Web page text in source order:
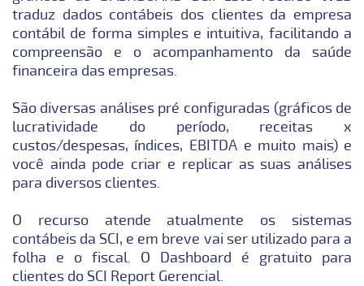
traduz dados contábeis dos clientes da empresa
contábil de forma simples e intuitiva, facilitando a
compreensão e o acompanhamento da saúde
financeira das empresas.
São diversas análises pré configuradas (gráficos de
lucratividade do período, receitas x
custos/despesas, índices, EBITDA e muito mais) e
você ainda pode criar e replicar as suas análises
para diversos clientes.
O recurso atende atualmente os sistemas
contábeis da SCI, e em breve vai ser utilizado para a
folha e o fiscal. O Dashboard é gratuito para
clientes do SCI Report Gerencial.